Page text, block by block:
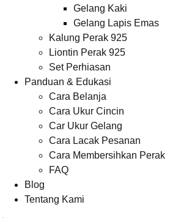
Gelang Kaki
Gelang Lapis Emas
Kalung Perak 925
Liontin Perak 925
Set Perhiasan
Panduan & Edukasi
Cara Belanja
Cara Ukur Cincin
Car Ukur Gelang
Cara Lacak Pesanan
Cara Membersihkan Perak
FAQ
Blog
Tentang Kami